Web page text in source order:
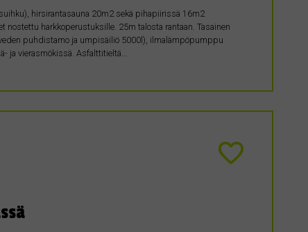
hirsirantasauna 20m2 sekä pihapiirissä 16m2
nostettu harkkoperustuksille. 25m talosta rantaan. Tasainen
puhdistamo ja umpisäiliö 5000l), ilmalämpöpumppu
ja vierasmökissä. Asfalttitieltä…